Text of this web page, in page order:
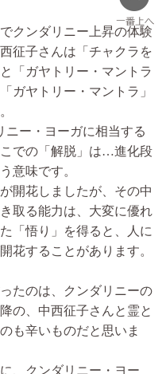
クンダリニー上昇の体験
征子さんは「チャクラを
「ガヤトリー・マントラ
ガヤトリー・マントラ」
ー・ヨーガに相当する
こでの「解脱」は…進化段
意味です。
開花しましたが、その中
取る能力は、大変に優れ
「悟り」を得ると、人に
花することがあります。
たのは、クンダリニーの
の、中西征子さんと霊と
も辛いものだと思いま
、クンダリニー・ヨー